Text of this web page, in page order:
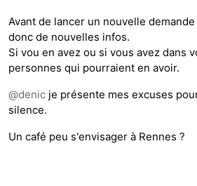
Avant de lancer un nouvelle
donc de nouvelles infos.
Si vou en avez ou si vous avez dans
personnes qui pourraient en avoir.
@denic je présente mes excuses
silence.
Un café peu s'envisager à Rennes ?